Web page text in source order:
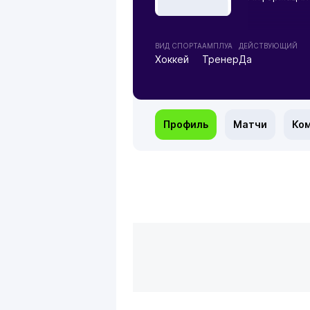
ВИД СПОРТА
Хоккей
АМПЛУА
Тренер
ДЕЙСТВУЮЩИЙ
Да
Профиль Матчи